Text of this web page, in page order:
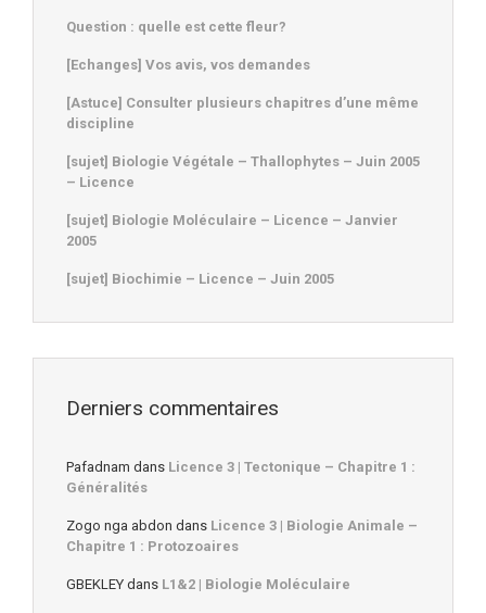
Question : quelle est cette fleur?
[Echanges] Vos avis, vos demandes
[Astuce] Consulter plusieurs chapitres d’une même
discipline
[sujet] Biologie Végétale – Thallophytes – Juin 2005
– Licence
[sujet] Biologie Moléculaire – Licence – Janvier
2005
[sujet] Biochimie – Licence – Juin 2005
Derniers commentaires
Pafadnam dans Licence 3 | Tectonique – Chapitre 1 :
Généralités
Zogo nga abdon dans Licence 3 | Biologie Animale –
Chapitre 1 : Protozoaires
GBEKLEY dans L1&2 | Biologie Moléculaire